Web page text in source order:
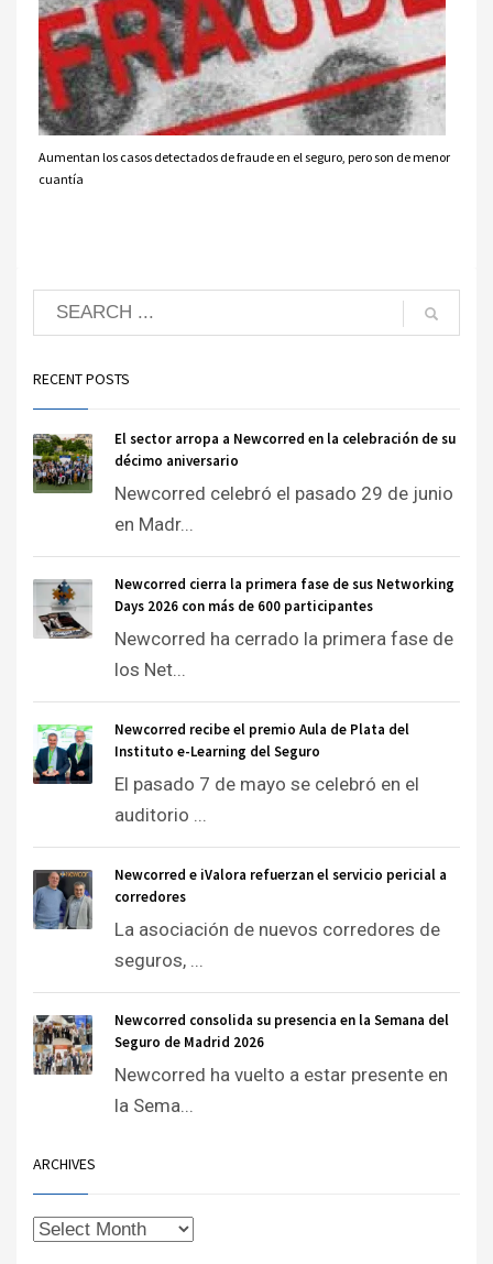
Aumentan los casos detectados de fraude en el seguro, pero son de menor
cuantía
RECENT POSTS
El sector arropa a Newcorred en la celebración de su
décimo aniversario
Newcorred celebró el pasado 29 de junio
en Madr...
Newcorred cierra la primera fase de sus Networking
Days 2026 con más de 600 participantes
Newcorred ha cerrado la primera fase de
los Net...
Newcorred recibe el premio Aula de Plata del
Instituto e-Learning del Seguro
El pasado 7 de mayo se celebró en el
auditorio ...
Newcorred e iValora refuerzan el servicio pericial a
corredores
La asociación de nuevos corredores de
seguros, ...
Newcorred consolida su presencia en la Semana del
Seguro de Madrid 2026
Newcorred ha vuelto a estar presente en
la Sema...
ARCHIVES